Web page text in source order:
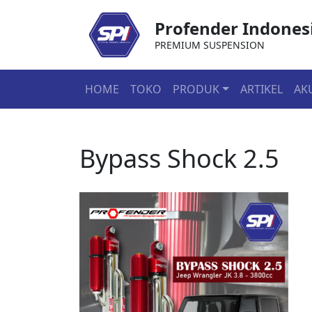
Profender
PREMIUM SUSPENSION
HOME TOKO PRODUK ARTIKEL
Bypass Shock 2.5